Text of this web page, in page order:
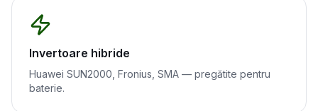
Invertoare hibride
Huawei SUN2000, Fronius, SMA — pregătite pentru
baterie.